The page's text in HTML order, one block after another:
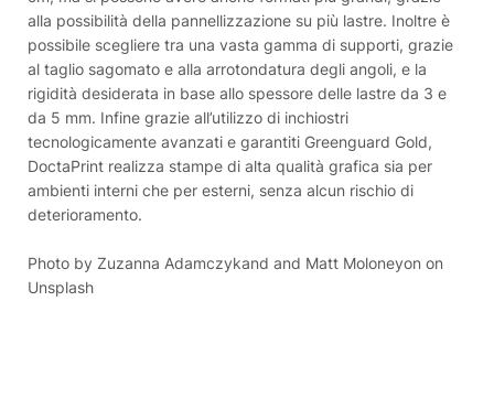
alla possibilità della pannellizzazione su più lastre. Inoltre è
possibile scegliere tra una vasta gamma di supporti, grazie
al taglio sagomato e alla arrotondatura degli angoli, e la
rigidità desiderata in base allo spessore delle lastre da 3 e
da 5 mm. Infine grazie all’utilizzo di inchiostri
tecnologicamente avanzati e garantiti Greenguard Gold,
DoctaPrint realizza stampe di alta qualità grafica sia per
ambienti interni che per esterni, senza alcun rischio di
deterioramento.
Photo by Zuzanna Adamczykand and Matt Moloneyon on
Unsplash